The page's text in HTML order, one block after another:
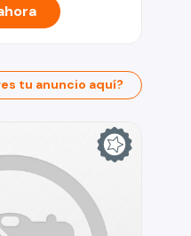
tu anuncio aquí?